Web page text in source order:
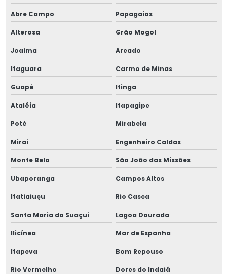
Abre Campo Papagaios
Alterosa Grão Mogol
Joaíma Areado
Itaguara Carmo de Minas
Guapé Itinga
Ataléia Itapagipe
Poté Mirabela
Miraí Engenheiro Caldas
Monte Belo São João das Missões
Ubaporanga Campos Altos
Itatiaiuçu Rio Casca
Santa Maria do Suaçuí Lagoa Dourada
Ilicínea Mar de Espanha
Itapeva Bom Repouso
Rio Vermelho Dores do Indaiá